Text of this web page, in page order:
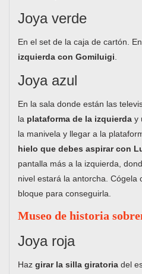
Joya verde
En el set de la caja de cartón.
izquierda con Gomiluigi
Joya azul
En la sala donde están las
la plataforma de la izquierda y
la manivela y llegar a la
hielo que debes aspirar con
pantalla más a la izquierda,
nivel estará la antorcha. Cógela
bloque para conseguirla.
Museo de historia
Joya roja
Haz girar la silla giratoria del